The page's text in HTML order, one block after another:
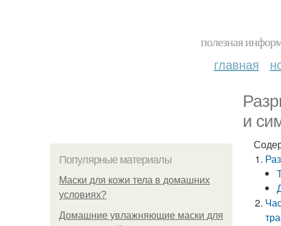
полезная
главная
и
Популярные материалы
Маски для кожи тела в домашних
условиях?
Домашние увлажняющие маски для